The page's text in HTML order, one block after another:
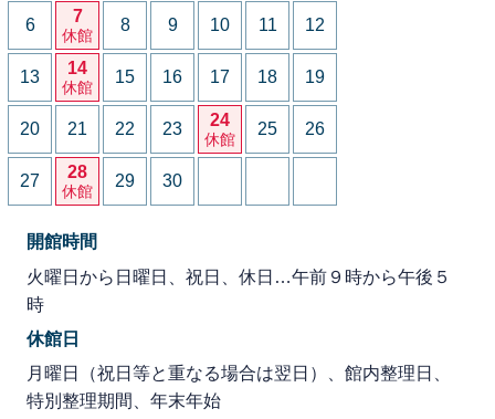
6 7
休館
8 9 10 11 12
13 14
休館
15 16 17 18 19
20 21 22 23 24
休館
25 26
27 28
休館
29 30
開館時間
火曜日から日曜日、祝日、休日…午前９時から午後５
時
休館日
月曜日（祝日等と重なる場合は翌日）、館内整理日、
特別整理期間、年末年始